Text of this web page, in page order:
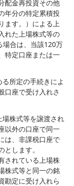
配金再投資その他
年分の特定累積投
ます。）による上
れた上場株式等の
場合は、当該120万
特定口座または一
所定の手続きによ
口座で受け入れさ
株式等を譲渡され
以外の口座で同一
は、非課税口座で
します。
されている上場株
株式等と同一の銘
勘定に受け入れら